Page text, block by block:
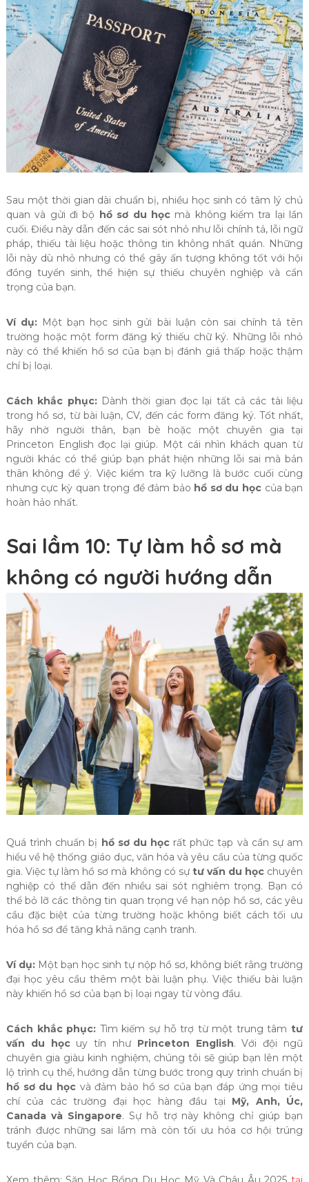
Sau một thời gian dài chuẩn bị, nhiều học sinh có tâm lý chủ
quan và gửi đi bộ hồ sơ du họcmà không kiểm tra lại lần
cuối. Điều này dẫn đến các sai sót nhỏ như lỗi chính tả, lỗi ngữ
pháp, thiếu tài liệu hoặc thông tin không nhất quán. Những
lỗi này dù nhỏ nhưng có thể gây ấn tượng không tốt với hội
đồng tuyển sinh, thể hiện sự thiếu chuyên nghiệp và cẩn
trọng của bạn.
Ví dụ: Một bạn học sinh gửi bài luận còn sai chính tả tên
trường hoặc một form đăng ký thiếu chữ ký. Những lỗi nhỏ
này có thể khiến hồ sơ của bạn bị đánh giá thấp hoặc thậm
chí bị loại.
Cách khắc phục:Dành thời gian đọc lại tất cả các tài liệu
trong hồ sơ, từ bài luận, CV, đến các form đăng ký. Tốt nhất,
hãy nhờ người thân, bạn bè hoặc một chuyên gia tại
Princeton English đọc lại giúp. Một cái nhìn khách quan từ
người khác có thể giúp bạn phát hiện những lỗi sai mà bản
thân không để ý. Việc kiểm tra kỹ lưỡng là bước cuối cùng
nhưng cực kỳ quan trọng để đảm bảo hồ sơ du họccủa bạn
hoàn hảo nhất.
Sai lầm 10: Tự làm hồ sơ mà
không có người hướng dẫn
Quá trình chuẩn bị hồ sơ du học rất phức tạp và cần sự am
hiểu về hệ thống giáo dục, văn hóa và yêu cầu của từng quốc
gia. Việc tự làm hồ sơ mà không có sựtư vấn du họcchuyên
nghiệp có thể dẫn đến nhiều sai sót nghiêm trọng. Bạn có
thể bỏ lỡ các thông tin quan trọng về hạn nộp hồ sơ, các yêu
cầu đặc biệt của từng trường hoặc không biết cách tối ưu
hóa hồ sơ để tăng khả năng cạnh tranh.
Ví dụ: Một bạn học sinh tự nộp hồ sơ, không biết rằng trường
đại học yêu cầu thêm một bài luận phụ. Việc thiếu bài luận
này khiến hồ sơ của bạn bị loại ngay từ vòng đầu.
Cách khắc phục: Tìm kiếm sự hỗ trợ từ một trung tâmtư
vấn du họcuy tín như Princeton English. Với đội ngũ
chuyên gia giàu kinh nghiệm, chúng tôi sẽ giúp bạn lên một
lộ trình cụ thể, hướng dẫn từng bước trong quy trình chuẩn bị
hồ sơ du họcvà đảm bảo hồ sơ của bạn đáp ứng mọi tiêu
chí của các trường đại học hàng đầu tại Mỹ, Anh, Úc,
Canada và Singapore. Sự hỗ trợ này không chỉ giúp bạn
tránh được những sai lầm mà còn tối ưu hóa cơ hội trúng
tuyển của bạn.